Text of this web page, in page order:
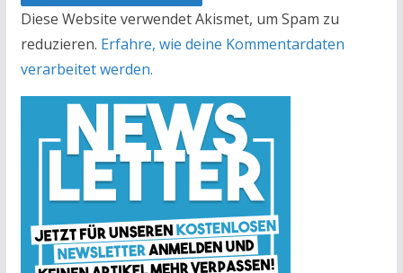
Diese Website verwendet Akismet, um Spam zu
reduzieren. Erfahre, wie deine Kommentardaten
verarbeitet werden.